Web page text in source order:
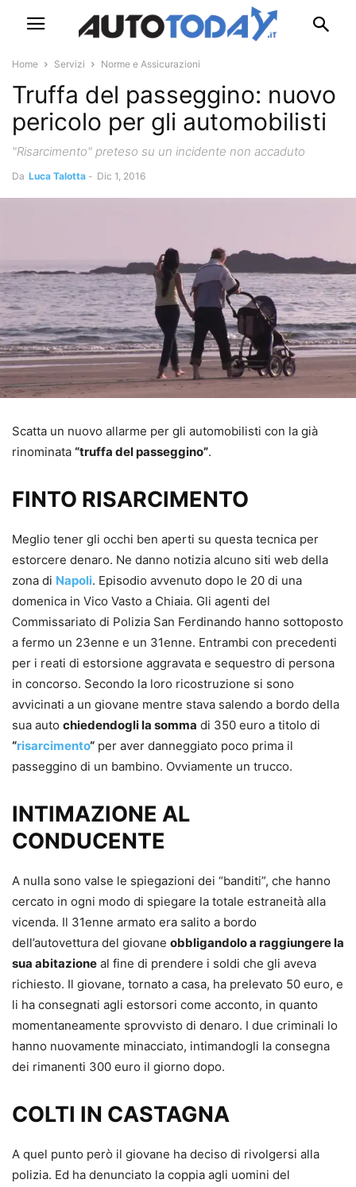
Home Servizi Norme e Assicurazioni
Truffa del passeggino: nuovo
pericolo per gli automobilisti
"Risarcimento" preteso su un incidente non accaduto
Da Luca Talotta - Dic 1, 2016
Scatta un nuovo allarme per gli automobilisti con la già
rinominata “truffa del passeggino”.
FINTO RISARCIMENTO
Meglio tener gli occhi ben aperti su questa tecnica per
estorcere denaro. Ne danno notizia alcuno siti web della
zona di Napoli. Episodio avvenuto dopo le 20 di una
domenica in Vico Vasto a Chiaia. Gli agenti del
Commissariato di Polizia San Ferdinando hanno sottoposto
a fermo un 23enne e un 31enne. Entrambi con precedenti
per i reati di estorsione aggravata e sequestro di persona
in concorso. Secondo la loro ricostruzione si sono
avvicinati a un giovane mentre stava salendo a bordo della
sua auto chiedendogli la somma di 350 euro a titolo di
“risarcimento“ per aver danneggiato poco prima il
passeggino di un bambino. Ovviamente un trucco.
INTIMAZIONE AL
CONDUCENTE
A nulla sono valse le spiegazioni dei “banditi”, che hanno
cercato in ogni modo di spiegare la totale estraneità alla
vicenda. Il 31enne armato era salito a bordo
dell’autovettura del giovane obbligandolo a raggiungere la
sua abitazione al fine di prendere i soldi che gli aveva
richiesto. Il giovane, tornato a casa, ha prelevato 50 euro, e
li ha consegnati agli estorsori come acconto, in quanto
momentaneamente sprovvisto di denaro. I due criminali lo
hanno nuovamente minacciato, intimandogli la consegna
dei rimanenti 300 euro il giorno dopo.
COLTI IN CASTAGNA
A quel punto però il giovane ha deciso di rivolgersi alla
polizia. Ed ha denunciato la coppia agli uomini del